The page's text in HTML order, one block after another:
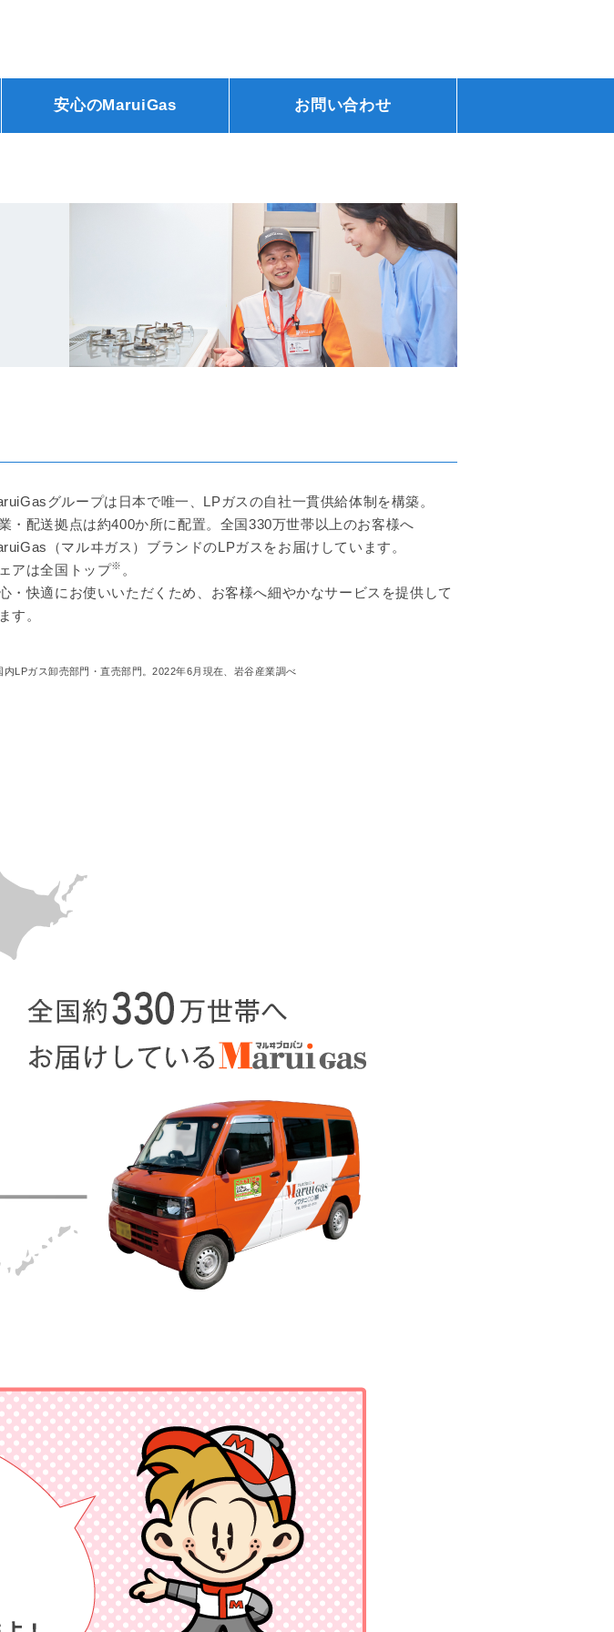
安心のMaruiGas お問い合わせ
グループは日本で唯一、LPガスの自社一貫供給体制を構築。
・配送拠点は約400か所に配置。全国330万世帯以上のお客様へ
（マルヰガス）ブランドのLPガスをお届けしています。
アは全国トップ※ 。
・快適にお使いいただくため、お客様へ細やかなサービスを提供して
す。
LPガス卸売部門・直売部門。2022年6月現在、岩谷産業調べ